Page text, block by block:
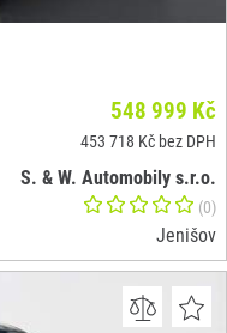
548 999 Kč
453 718 Kč bez DPH
S. & W. Automobily s.r.o.
(0)
Jenišov